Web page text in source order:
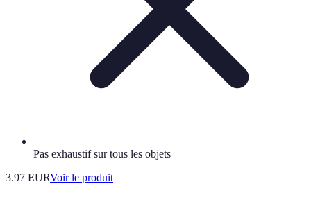
Pas exhaustif sur tous les objets
3.97 EURVoir le produit